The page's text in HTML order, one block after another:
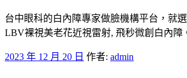
台中眼科的白內障專家做臉機構平台，就
LBV裸視美老花近視雷射, 飛秒微創白內障
發
2023 年 12 月 20 日 作者: admin